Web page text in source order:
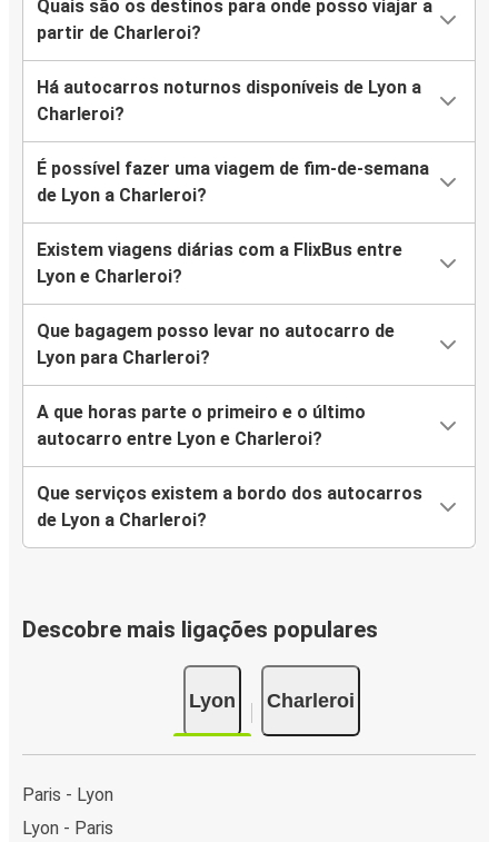
Quais são os destinos para onde posso viajar a
partir de Charleroi?
Há autocarros noturnos disponíveis de Lyon a
Charleroi?
É possível fazer uma viagem de fim-de-semana
de Lyon a Charleroi?
Existem viagens diárias com a FlixBus entre
Lyon e Charleroi?
Que bagagem posso levar no autocarro de
Lyon para Charleroi?
A que horas parte o primeiro e o último
autocarro entre Lyon e Charleroi?
Que serviços existem a bordo dos autocarros
de Lyon a Charleroi?
Descobre mais ligações populares
Lyon Charleroi
Paris - Lyon
Lyon - Paris